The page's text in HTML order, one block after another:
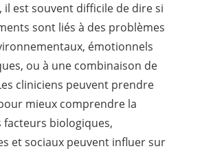
il est souvent difficile de dire si
sont liés à des problèmes
émotionnels
ou à une combinaison de
cliniciens peuvent prendre
mieux comprendre la
facteurs biologiques,
et sociaux peuvent influer sur